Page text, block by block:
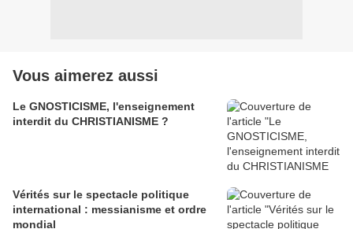
Vous aimerez aussi
Le GNOSTICISME, l'enseignement
interdit du CHRISTIANISME ?
Vérités sur le spectacle politique
international : messianisme et ordre
mondial